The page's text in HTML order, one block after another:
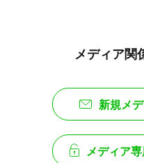
メディア関
新規メ
メディア